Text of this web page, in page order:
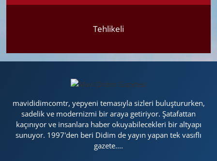
Tehlikeli
mavididimcomtr, yepyeni temasıyla sizleri buluştururken,
sadelik ve modernizmi bir araya getiriyor. Şatafattan
kaçınıyor ve insanlara haber okuyabilecekleri bir altyapı
sunuyor. 1997'den beri Didim de yayın yapan tek vasıflı
gazete....